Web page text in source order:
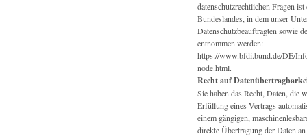
datenschutzrechtlichen Fragen
Bundeslandes, in dem unser
Datenschutzbeauftragten sowie
entnommen werden:
https://www.bfdi.bund.de/DE/
node.html.
Recht auf
Sie haben das Recht, Daten,
Erfüllung eines Vertrags
einem gängigen,
direkte Übertragung der Daten